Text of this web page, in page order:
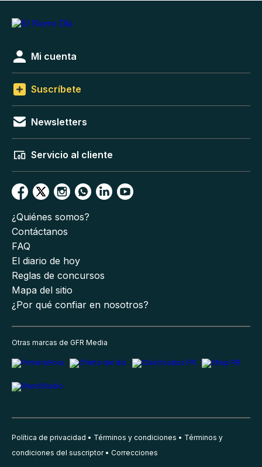
Mi cuenta
Suscríbete
Newsletters
Servicio al cliente
¿Quiénes somos?
Contáctanos
FAQ
El diario de hoy
Reglas de concursos
Mapa del sitio
¿Por qué confiar en nosotros?
Otras marcas de GFR Media
Política de privacidad Términos y condiciones
Términos y
condiciones del suscriptor
Correcciones